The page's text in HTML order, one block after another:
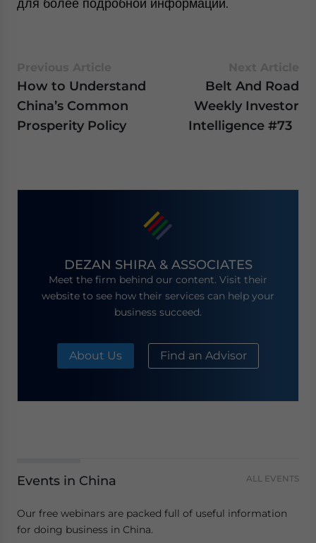
How to Understand
China’s Common
Prosperity Policy
Belt And Road
Weekly Investor
Intelligence #73
DEZAN SHIRA & ASSOCIATES
Meet the firm behind our content. Visit their
website to see how their services can help your
business succeed.
About Us Find an Advisor
Events in China ALL EVENTS
Our free webinars are packed full of useful information
for doing business in China.